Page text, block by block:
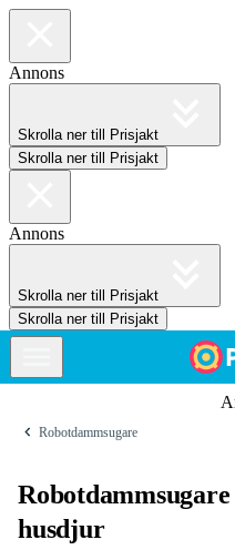
Annons
Skrolla ner till Prisjakt
Skrolla ner till Prisjakt
Annons
Skrolla ner till Prisjakt
Skrolla ner till Prisjakt
Robotdammsugare
husdjur